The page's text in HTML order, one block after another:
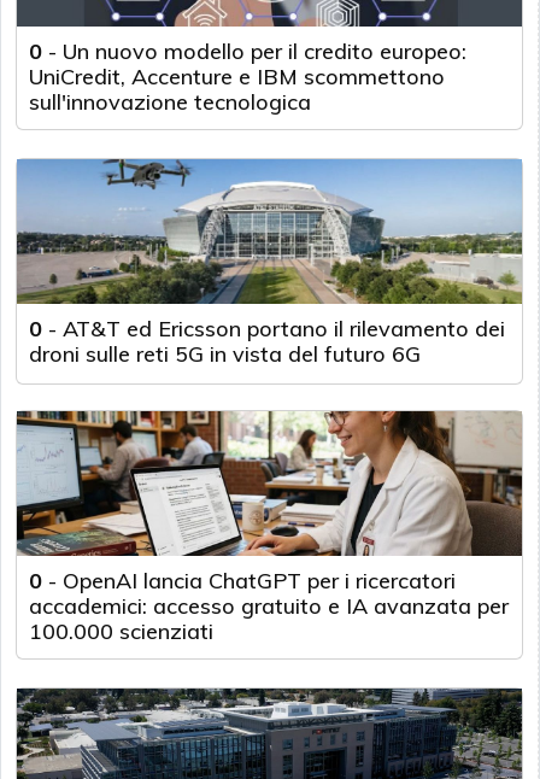
0 - Un nuovo modello per il credito europeo:
UniCredit, Accenture e IBM scommettono
sull'innovazione tecnologica
0 - AT&T ed Ericsson portano il rilevamento dei
droni sulle reti 5G in vista del futuro 6G
0 - OpenAI lancia ChatGPT per i ricercatori
accademici: accesso gratuito e IA avanzata per
100.000 scienziati